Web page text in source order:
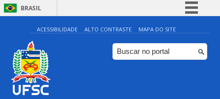
BRASIL
Simplifique!
Comunica BR
Participe
ACESSIBILIDADE ALTO CONTRASTE MAPA DO SITE